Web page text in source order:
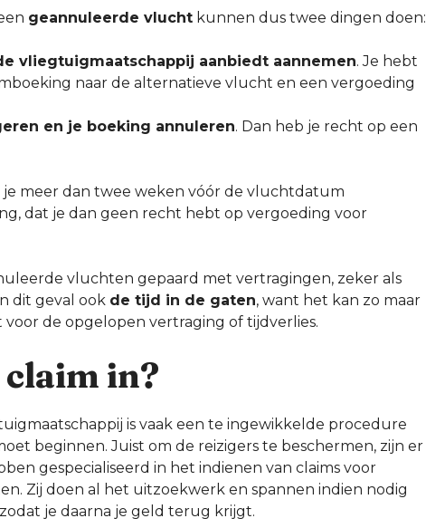
geannuleerde vlucht kunnen dus twee dingen doen:
vliegtuigmaatschappij aanbiedt aannemen. Je hebt
naar de alternatieve vlucht en een vergoeding
en je boeking annuleren. Dan heb je recht op een
meer dan twee weken vóór de vluchtdatum
dat je dan geen recht hebt op vergoeding voor
vluchten gepaard met vertragingen, zeker als
dit geval ook de tijd in de gaten, want het kan zo maar
de opgelopen vertraging of tijdverlies.
claim in?
is vaak een te ingewikkelde procedure
beginnen. Juist om de reizigers te beschermen, zijn er
gespecialiseerd in het indienen van claims voor
Zij doen al het uitzoekwerk en spannen indien nodig
je daarna je geld terug krijgt.